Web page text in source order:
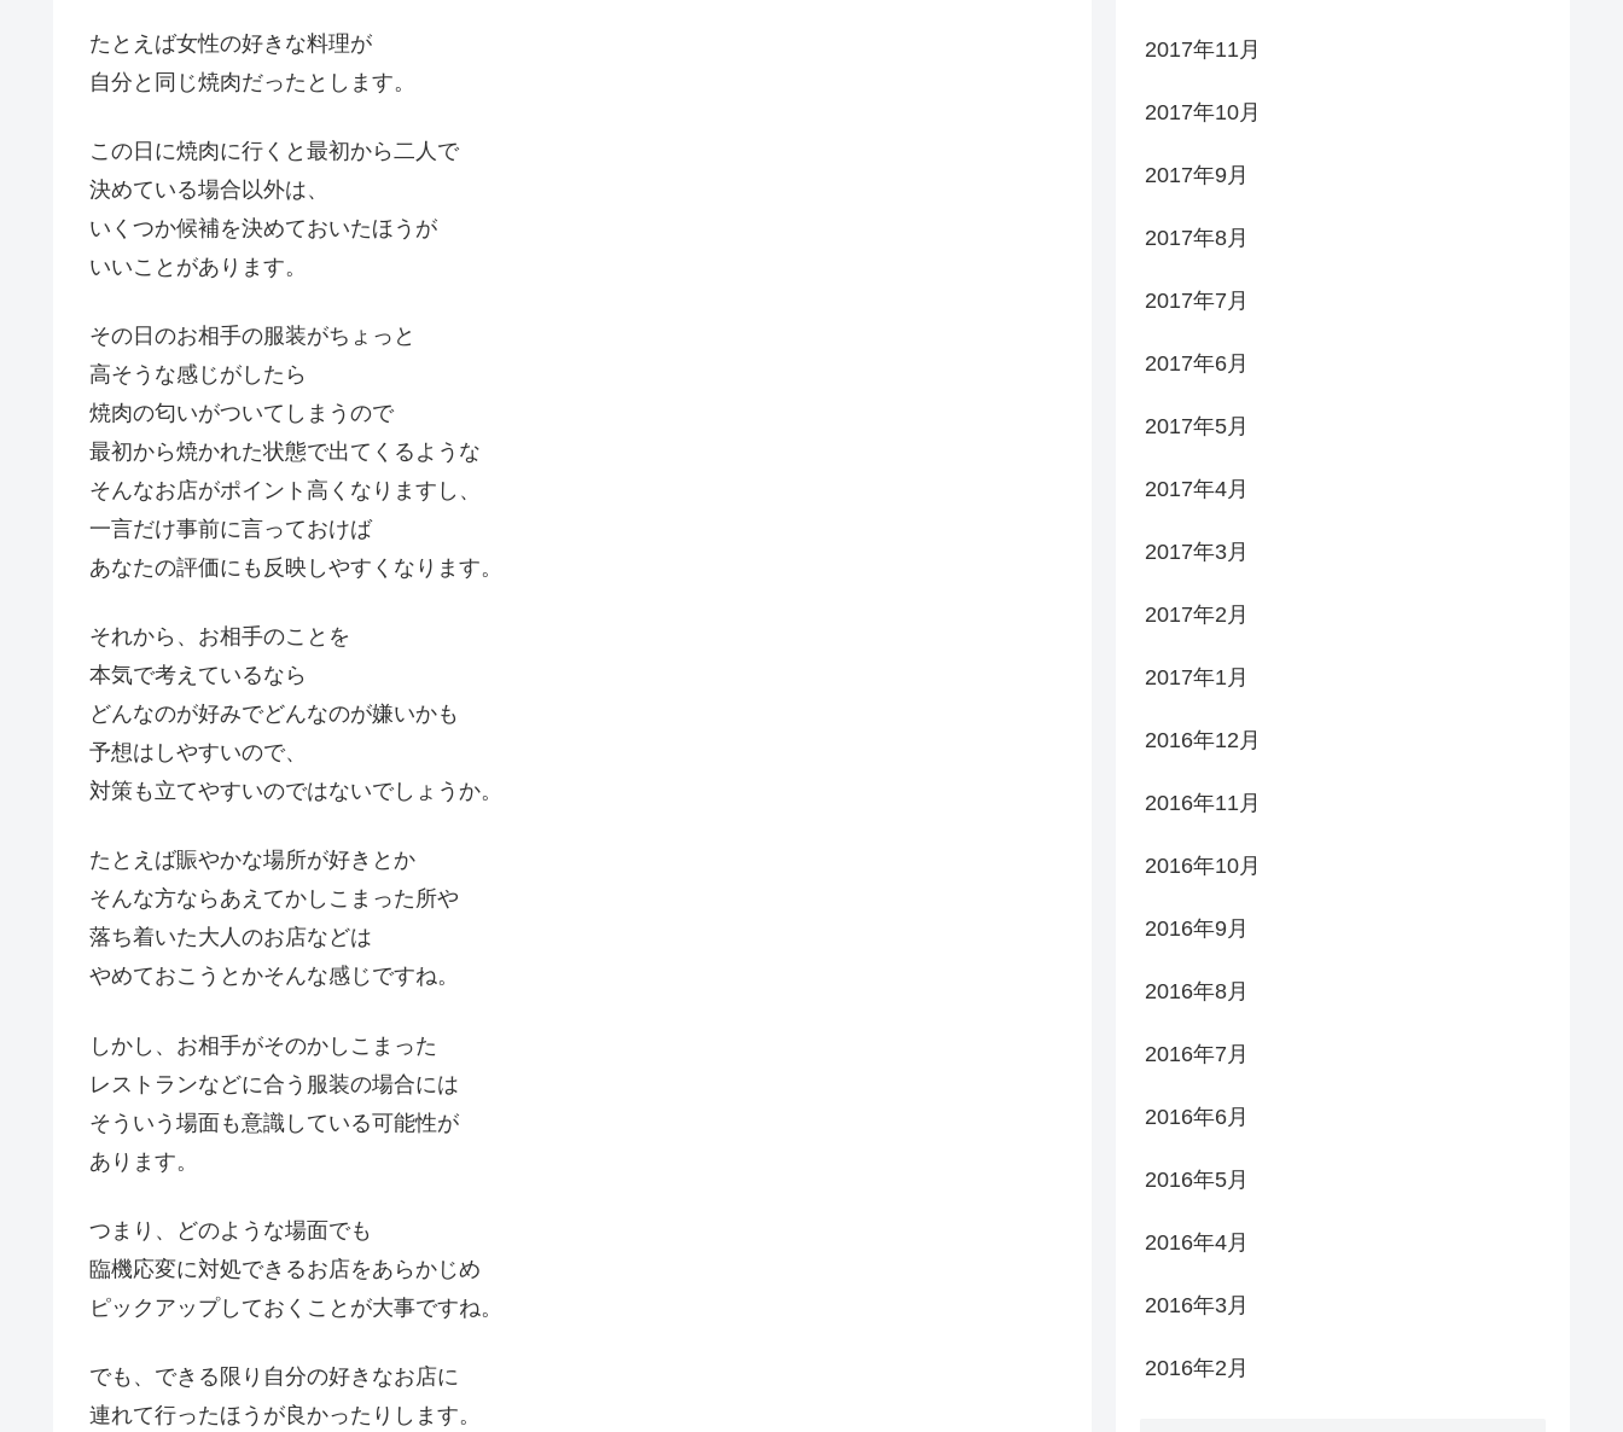
たとえば女性の好きな料理が
自分と同じ焼肉だったとします。
この日に焼肉に行くと最初から二人で
決めている場合以外は、
いくつか候補を決めておいたほうが
いいことがあります。
その日のお相手の服装がちょっと
高そうな感じがしたら
焼肉の匂いがついてしまうので
最初から焼かれた状態で出てくるような
そんなお店がポイント高くなりますし、
一言だけ事前に言っておけば
あなたの評価にも反映しやすくなります。
それから、お相手のことを
本気で考えているなら
どんなのが好みでどんなのが嫌いかも
予想はしやすいので、
対策も立てやすいのではないでしょうか。
たとえば賑やかな場所が好きとか
そんな方ならあえてかしこまった所や
落ち着いた大人のお店などは
やめておこうとかそんな感じですね。
しかし、お相手がそのかしこまった
レストランなどに合う服装の場合には
そういう場面も意識している可能性が
あります。
つまり、どのような場面でも
臨機応変に対処できるお店をあらかじめ
ピックアップしておくことが大事ですね。
でも、できる限り自分の好きなお店に
連れて行ったほうが良かったりします。
2017年11月
2017年10月
2017年9月
2017年8月
2017年7月
2017年6月
2017年5月
2017年4月
2017年3月
2017年2月
2017年1月
2016年12月
2016年11月
2016年10月
2016年9月
2016年8月
2016年7月
2016年6月
2016年5月
2016年4月
2016年3月
2016年2月